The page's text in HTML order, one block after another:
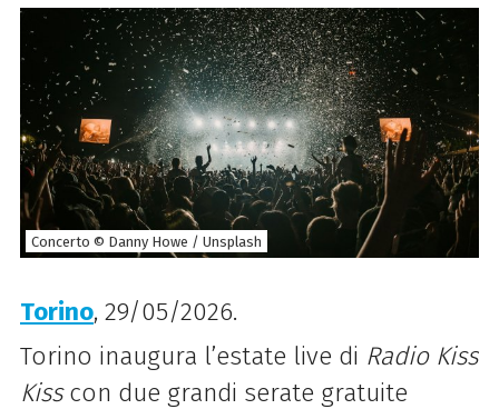
Concerto © Danny Howe / Unsplash
Torino, 29/05/2026.
Torino inaugura l’estate live di Radio Kiss
Kisscon due grandi serate gratuite